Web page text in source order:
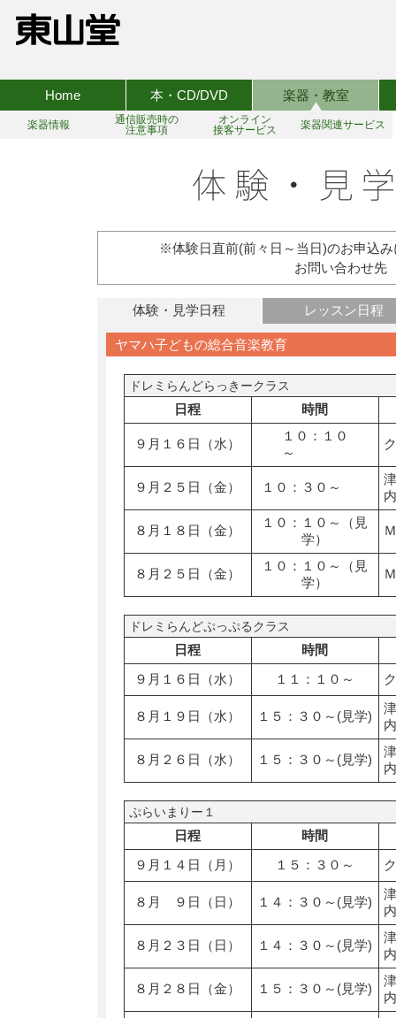
Home 本・CD/DVD 楽器・教室
楽器情報
通信販売時の
注意事項
オンライン
接客サービス
楽器関連サービス
※体験日直前(前々日～当日)のお申込
お問い合わせ先
体験・見学日程 レッスン日程
ヤマハ子どもの総合音楽教育
ドレミらんどらっきークラス
日程 時間
９月１６日（水）
１０：１０
～
９月２５日（金） １０：３０～
８月１８日（金）
１０：１０～（見
学）
８月２５日（金）
１０：１０～（見
学）
ドレミらんどぷっぷるクラス
日程
時間
９月１６日（水）
１１：１０～
８月１９日（水） １５：３０～(見学)
８月２６日（水） １５：３０～(見学)
ぷらいまりー１
日程
時間
９月１４日（月）
１５：３０～
８月 ９日（日） １４：３０～(見学)
８月２３日（日） １４：３０～(見学)
８月２８日（金） １５：３０～(見学)